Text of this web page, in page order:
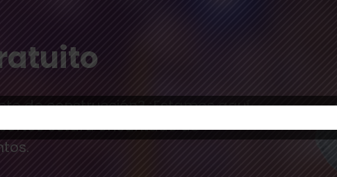
de construcción? ¡Estamos aquí
estará encantado de